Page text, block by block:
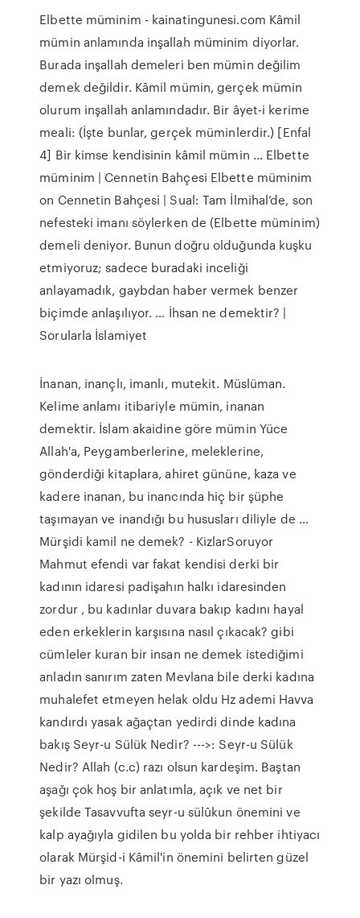
Elbette müminim - kainatingunesi.com Kâmil
mümin anlamında inşallah müminim diyorlar.
Burada inşallah demeleri ben mümin değilim
demek değildir. Kâmil mümin, gerçek mümin
olurum inşallah anlamındadır. Bir âyet-i kerime
meali: (İşte bunlar, gerçek müminlerdir.) [Enfal
4] Bir kimse kendisinin kâmil mümin … Elbette
müminim | Cennetin Bahçesi Elbette müminim
on Cennetin Bahçesi | Sual: Tam İlmihal’de, son
nefesteki imanı söylerken de (Elbette müminim)
demeli deniyor. Bunun doğru olduğunda kuşku
etmiyoruz; sadece buradaki inceliği
anlayamadık, gaybdan haber vermek benzer
biçimde anlaşılıyor. … İhsan ne demektir? |
Sorularla İslamiyet
İnanan, inançlı, imanlı, mutekit. Müslüman.
Kelime anlamı itibariyle mümin, inanan
demektir. İslam akaidine göre mümin Yüce
Allah'a, Peygamberlerine, meleklerine,
gönderdiği kitaplara, ahiret gününe, kaza ve
kadere inanan, bu inancında hiç bir şüphe
taşımayan ve inandığı bu hususları diliyle de …
Mürşidi kamil ne demek? - KizlarSoruyor
Mahmut efendi var fakat kendisi derki bir
kadının idaresi padişahın halkı idaresinden
zordur , bu kadınlar duvara bakıp kadını hayal
eden erkeklerin karşısına nasıl çıkacak? gibi
cümleler kuran bir insan ne demek istediğimi
anladın sanırım zaten Mevlana bile derki kadına
muhalefet etmeyen helak oldu Hz ademi Havva
kandırdı yasak ağaçtan yedirdi dinde kadına
bakış Seyr-u Sülük Nedir? --->: Seyr-u Sülük
Nedir? Allah (c.c) razı olsun kardeşim. Baştan
aşağı çok hoş bir anlatımla, açık ve net bir
şekilde Tasavvufta seyr-u sülûkun önemini ve
kalp ayağıyla gidilen bu yolda bir rehber ihtiyacı
olarak Mürşid-i Kâmil'in önemini belirten güzel
bir yazı olmuş.